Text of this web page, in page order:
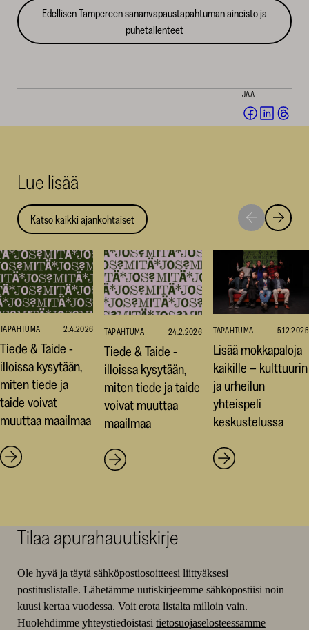
Edellisen Tampereen sananvapaustapahtuman aineisto ja
puhetallenteet
JAA
Jaa Jaa
Lue lisää
Katso kaikki ajankohtaiset
Siirry
seuraavaan
Siirry
TAPAHTUMA 2.4.2026
Tiede & Taide -
illoissa kysytään,
miten tiede ja
taide voivat
muuttaa maailmaa
TAPAHTUMA 24.2.2026
Tiede & Taide -
illoissa kysytään,
miten tiede ja taide
voivat muuttaa
maailmaa
TAPAHTUMA 5.12.2025
Lisää mokkapaloja
kaikille – kulttuurin
ja urheilun
yhteispeli
keskustelussa
Tilaa apurahauutiskirje
Ole hyvä ja täytä sähköpostiosoitteesi liittyäksesi
postituslistalle. Lähetämme uutiskirjeemme sähköpostiisi noin
kuusi kertaa vuodessa. Voit erota listalta milloin vain.
Huolehdimme yhteystiedoistasi tietosuojaselosteessamme